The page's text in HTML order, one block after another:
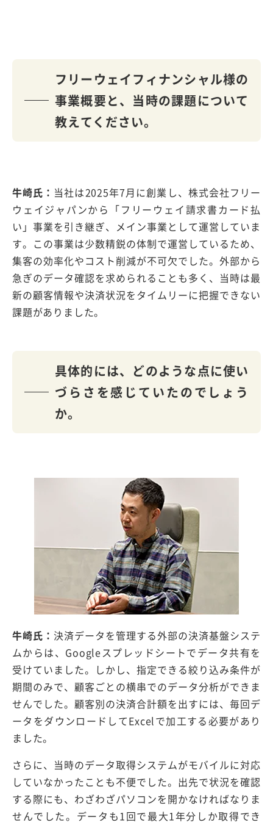
フリーウェイフィナンシャル様の
事業概要と、当時の課題について
教えてください。
牛崎氏： 当社は2025年7月に創業し、株式会社フリー
ウェイジャパンから「フリーウェイ請求書カード払
い」事業を引き継ぎ、メイン事業として運営していま
す。この事業は少数精鋭の体制で運営しているため、
集客の効率化やコスト削減が不可欠でした。外部から
急ぎのデータ確認を求められることも多く、当時は最
新の顧客情報や決済状況をタイムリーに把握できない
課題がありました。
具体的には、どのような点に使い
づらさを感じていたのでしょう
か。
牛崎氏： 決済データを管理する外部の決済基盤システ
ムからは、Googleスプレッドシートでデータ共有を
受けていました。しかし、指定できる絞り込み条件が
期間のみで、顧客ごとの横串でのデータ分析ができま
せんでした。顧客別の決済合計額を出すには、毎回デ
ータをダウンロードしてExcelで加工する必要があり
ました。
さらに、当時のデータ取得システムがモバイルに対応
していなかったことも不便でした。出先で状況を確認
する際にも、わざわざパソコンを開かなければなりま
せんでした。データも1回で最大1年分しか取得でき